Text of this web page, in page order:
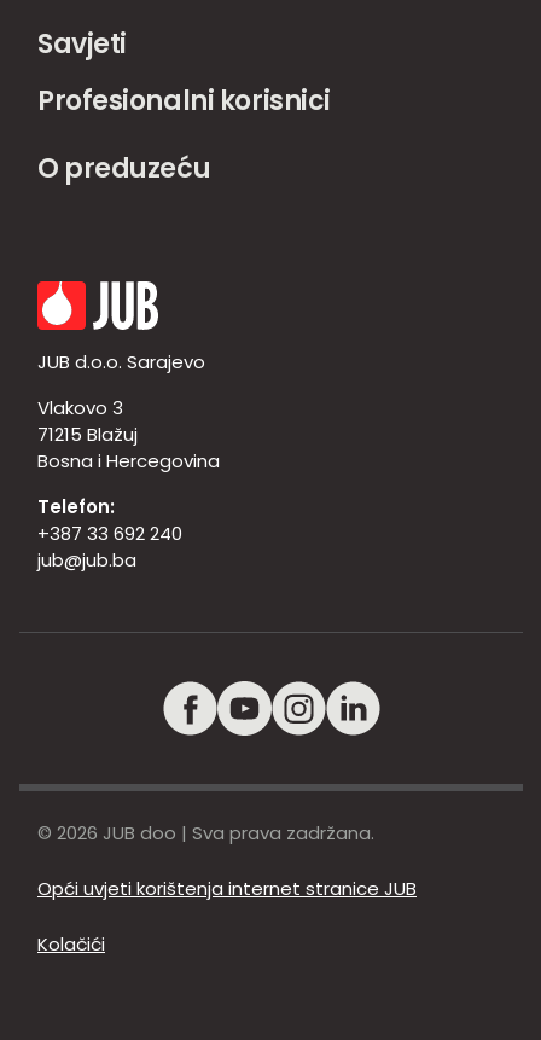
Savjeti
Profesionalni korisnici
O preduzeću
JUB d.o.o. Sarajevo
Vlakovo 3
71215 Blažuj
Bosna i Hercegovina
Telefon:
+387 33 692 240
jub@jub.ba
© 2026 JUB doo | Sva prava zadržana.
Opći uvjeti korištenja internet stranice JUB
Kolačići